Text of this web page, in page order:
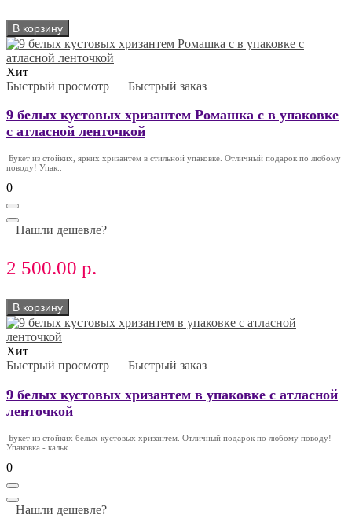
В корзину
Хит
Быстрый просмотр
Быстрый заказ
9 белых кустовых хризантем Ромашка с в упаковке
с атласной ленточкой
Букет из стойких, ярких хризантем в стильной упаковке. Отличный подарок по любому
поводу! Упак..
0
Нашли дешевле?
2 500.00 р.
В корзину
Хит
Быстрый просмотр
Быстрый заказ
9 белых кустовых хризантем в упаковке с атласной
ленточкой
Букет из стойких белых кустовых хризантем. Отличный подарок по любому поводу!
Упаковка - кальк..
0
Нашли дешевле?